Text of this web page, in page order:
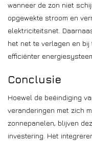
wanneer de zon niet
opgewekte stroom en
elektriciteitsnet.
het net te verlagen en
efficiënter
Conclusie
Hoewel de beëindiging
veranderingen met zich
zonnepanelen, blijven
investering. Het